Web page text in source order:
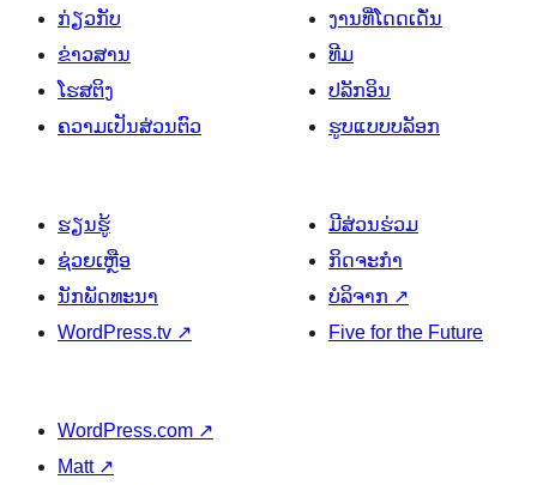
ກ່ຽວກັບ
ຂ່າວສານ
ໂຮສຕິງ
ຄວາມເປັນສ່ວນຕົວ
ງານທີ່ໂດດເດັ່ນ
ທີມ
ປລັກອິນ
ຮູບແບບບລັອກ
ຮຽນຮູ້
ຊ່ວຍເຫຼືອ
ນັກພັດທະນາ
WordPress.tv ↗
ມີສ່ວນຮ່ວມ
ກິດຈະກຳ
ບໍລິຈາກ ↗
Five for the Future
WordPress.com ↗
Matt ↗